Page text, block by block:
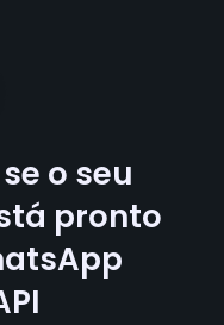
o seu
pronto